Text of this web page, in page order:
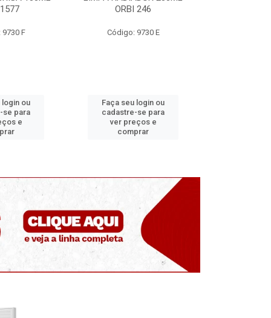
246
9730 E
login ou
se para
e
MUNDIAL PRIME
Código: 5334
Faça seu login ou
cadastre-se para
ver preços e
comprar